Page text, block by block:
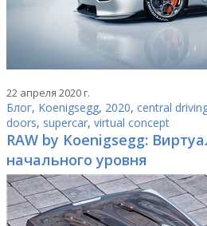
22 апреля 2020 г.
Блог, Koenigsegg, 2020, central
doors, supercar, virtual concept
RAW by Koenigsegg:
начального уровня